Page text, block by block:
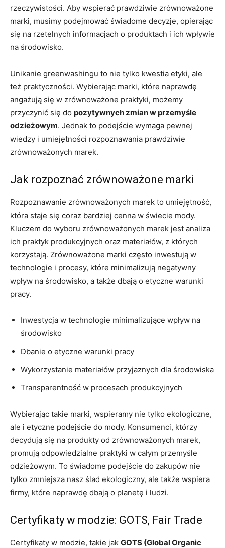
rzeczywistości. Aby wspierać prawdziwie zrównoważone
marki, musimy podejmować świadome decyzje, opierając
się na rzetelnych informacjach o produktach i ich wpływie
na środowisko.
Unikanie greenwashingu to nie tylko kwestia etyki, ale
też praktyczności. Wybierając marki, które naprawdę
angażują się w zrównoważone praktyki, możemy
przyczynić się do pozytywnych zmian w przemyśle
odzieżowym. Jednak to podejście wymaga pewnej
wiedzy i umiejętności rozpoznawania prawdziwie
zrównoważonych marek.
Jak rozpoznać zrównoważone marki
Rozpoznawanie zrównoważonych marek to umiejętność,
która staje się coraz bardziej cenna w świecie mody.
Kluczem do wyboru zrównoważonych marek jest analiza
ich praktyk produkcyjnych oraz materiałów, z których
korzystają. Zrównoważone marki często inwestują w
technologie i procesy, które minimalizują negatywny
wpływ na środowisko, a także dbają o etyczne warunki
pracy.
Inwestycja w technologie minimalizujące wpływ na
środowisko
Dbanie o etyczne warunki pracy
Wykorzystanie materiałów przyjaznych dla środowiska
Transparentność w procesach produkcyjnych
Wybierając takie marki, wspieramy nie tylko ekologiczne,
ale i etyczne podejście do mody. Konsumenci, którzy
decydują się na produkty od zrównoważonych marek,
promują odpowiedzialne praktyki w całym przemyśle
odzieżowym. To świadome podejście do zakupów nie
tylko zmniejsza nasz ślad ekologiczny, ale także wspiera
firmy, które naprawdę dbają o planetę i ludzi.
Certyfikaty w modzie: GOTS, Fair Trade
Certyfikaty w modzie, takie jak GOTS (Global Organic